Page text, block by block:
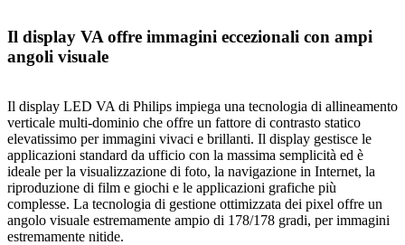
Il display VA offre immagini eccezionali con ampi
angoli visuale
Il display LED VA di Philips impiega una tecnologia di allineamento
verticale multi-dominio che offre un fattore di contrasto statico
elevatissimo per immagini vivaci e brillanti. Il display gestisce le
applicazioni standard da ufficio con la massima semplicità ed è
ideale per la visualizzazione di foto, la navigazione in Internet, la
riproduzione di film e giochi e le applicazioni grafiche più
complesse. La tecnologia di gestione ottimizzata dei pixel offre un
angolo visuale estremamente ampio di 178/178 gradi, per immagini
estremamente nitide.